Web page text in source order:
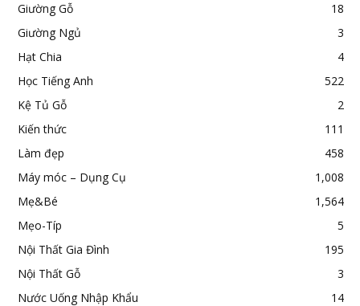
Giường Gỗ
18
Giường Ngủ
3
Hạt Chia
4
Học Tiếng Anh
522
Kệ Tủ Gỗ
2
Kiến thức
111
Làm đẹp
458
Máy móc – Dụng Cụ
1,008
Mẹ&Bé
1,564
Mẹo-Típ
5
Nội Thất Gia Đình
195
Nội Thất Gỗ
3
Nước Uống Nhập Khẩu
14